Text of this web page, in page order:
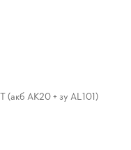
(акб АК20 + зу AL101)